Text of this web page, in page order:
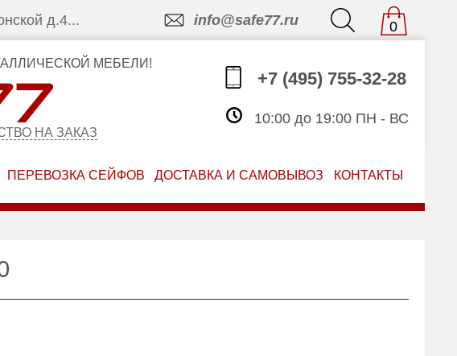
д.4... info@safe77.ru 0
МЕБЕЛИ!
НА ЗАКАЗ
+7 (495) 755-32-28
10:00 до 19:00 ПН - ВС
ПЕРЕВОЗКА СЕЙФОВ ДОСТАВКА И САМОВЫВОЗ КОНТАКТЫ